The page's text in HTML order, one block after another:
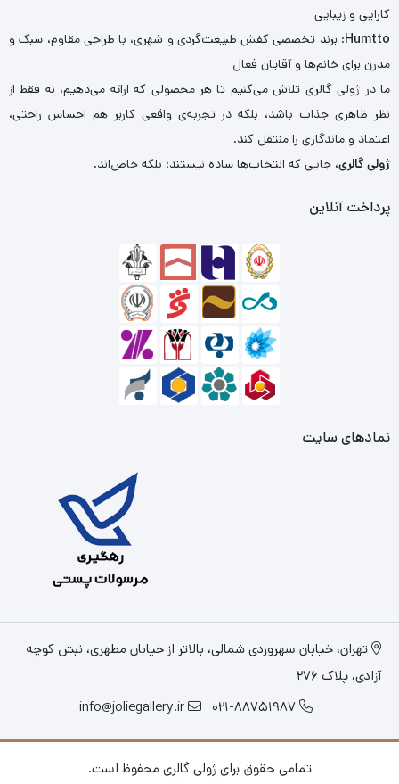
کارایی و زیبایی
Humtto: برند تخصصی کفش طبیعت‌گردی و شهری، با طراحی مقاوم، سبک و
مدرن برای خانم‌ها و آقایان فعال
ما در ژولی گالری تلاش می‌کنیم تا هر محصولی که ارائه می‌دهیم، نه فقط از
نظر ظاهری جذاب باشد، بلکه در تجربه‌ی واقعی کاربر هم احساس راحتی،
اعتماد و ماندگاری را منتقل کند.
ژولی گالری، جایی که انتخاب‌ها ساده نیستند؛ بلکه خاص‌اند.
پرداخت آنلاین
نمادهای سایت
تهران، خیابان سهروردی شمالی، بالاتر از خیابان مطهری، نبش کوچه
آزادی، پلاک 276
021-88751987
info@joliegallery.ir
تمامی حقوق برای ژولی گالری محفوظ است.